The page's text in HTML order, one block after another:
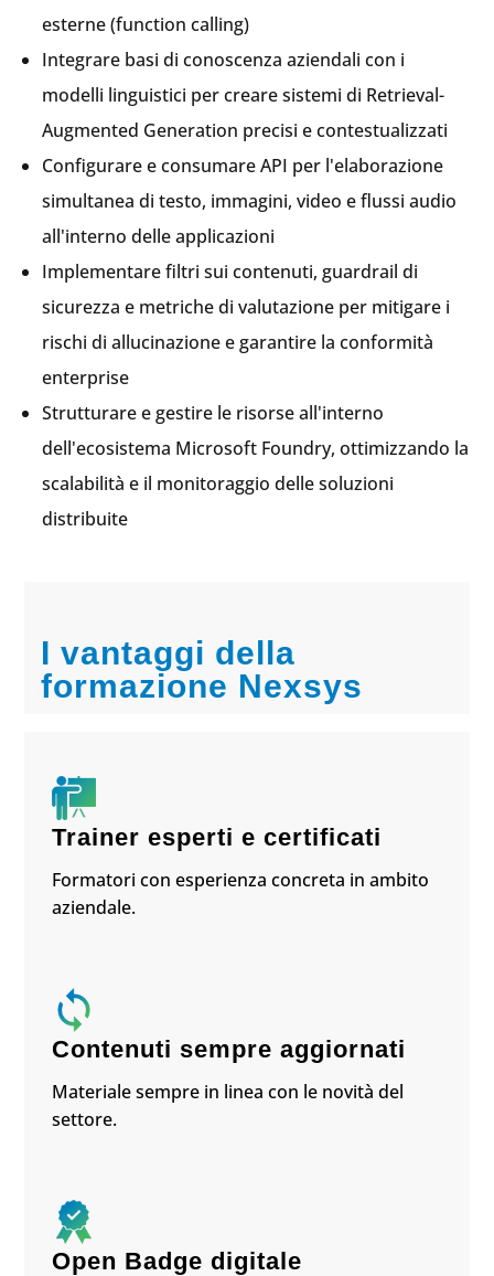
esterne (function calling)
Integrare basi di conoscenza aziendali con i
modelli linguistici per creare sistemi di Retrieval-
Augmented Generation precisi e contestualizzati
Configurare e consumare API per l'elaborazione
simultanea di testo, immagini, video e flussi audio
all'interno delle applicazioni
Implementare filtri sui contenuti, guardrail di
sicurezza e metriche di valutazione per mitigare i
rischi di allucinazione e garantire la conformità
enterprise
Strutturare e gestire le risorse all'interno
dell'ecosistema Microsoft Foundry, ottimizzando la
scalabilità e il monitoraggio delle soluzioni
distribuite
I vantaggi della
formazione Nexsys
Trainer esperti e certificati
Formatori con esperienza concreta in ambito
aziendale.
Contenuti sempre aggiornati
Materiale sempre in linea con le novità del
settore.
Open Badge digitale